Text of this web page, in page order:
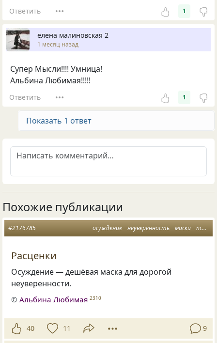
Ответить 1
елена малиновская 2
1 месяц назад
Супер Мысли!!!! Умница!
Альбина Любимая!!!!!
Ответить 1
Показать 1 ответ
Похожие публикации
осуждение неуверенность маски психоанализ
#2176785
Расценки
Осуждение — дешёвая маска для дорогой
неуверенности.
©Альбина Любимая 2310
40 11 9